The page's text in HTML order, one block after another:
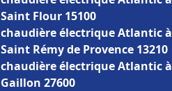
Saint Flour 15100
chaudière électrique Atlantic à
Saint Rémy de Provence 13210
chaudière électrique Atlantic à
Gaillon 27600